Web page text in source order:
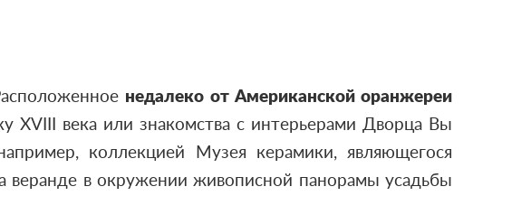
недалеко от Американской оранжереи
XVIII века или знакомства с интерьерами Дворца Вы
коллекцией Музея керамики, являющегося
веранде в окружении живописной панорамы усадьбы